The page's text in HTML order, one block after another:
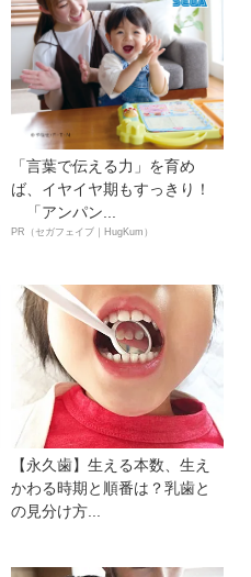
「言葉で伝える力」を育め
ば、イヤイヤ期もすっきり！
「アンパン...
PR（セガフェイブ｜HugKum）
【永久歯】生える本数、生え
かわる時期と順番は？乳歯と
の見分け方...